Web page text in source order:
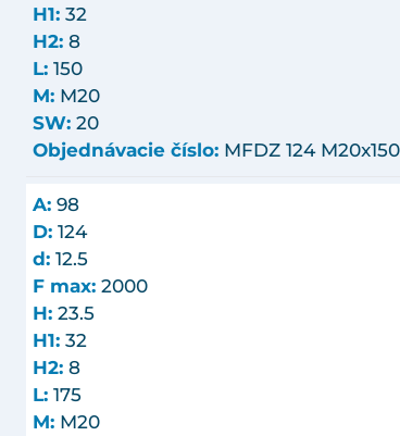
H1: 32
H2: 8
L: 150
M: M20
SW: 20
Objednávacie číslo: MFDZ 124 M20x150
A: 98
D: 124
d: 12.5
F max: 2000
H: 23.5
H1: 32
H2: 8
L: 175
M: M20